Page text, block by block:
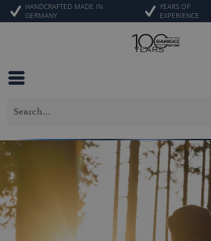
HANDCRAFTED MADE IN
GERMANY
YEARS OF
EXPERIENCE